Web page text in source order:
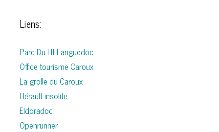
Liens:
Parc Du Ht-Languedoc
Office tourisme Caroux
La grolle du Caroux
Hérault insolite
Eldoradoc
Openrunner